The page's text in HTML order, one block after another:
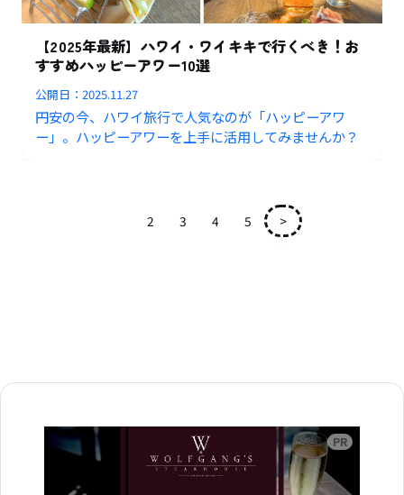
【2025年最新】ハワイ・ワイキキで行くべき！お
すすめハッピーアワー10選
公開日：2025.11.27
円安の今、ハワイ旅行で人気なのが「ハッピーアワ
ー」。ハッピーアワーを上手に活用してみませんか？
2 3 4 5 >
広告